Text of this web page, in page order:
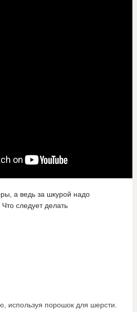
а ведь за шкурой надо
следует делать
используя порошок для шерсти.